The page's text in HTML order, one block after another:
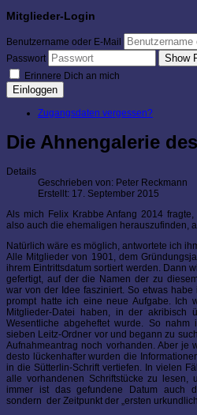
Mitglieder-Login
Benutzername oder E-Mail
Passwort
Show
Erinnere Dich an mich
Einloggen
Zugangsdaten vergessen?
Die Ahnengalerie
Details
Geschrieben von: Peter Reckmann
Erstellt: 17. September 2015
Als mich Felix Krabbe Anfang 2014
also auch die ehemaligen herauszufinden,
Natürlich wäre es möglich, antwortete ich
Alle Mitglieder von 1901, dem
ihrem Eintrittsdatum sortiert werden. Dann
gefertigt, auf der die Namen der zu
war von der Idee fasziniert. So etwas
prompt hatte ich eine neue Aufgabe. Ich
Mitglieder-Datei haben, in der akribisch
Wesentliche abgeheftet wurde. So
sieben Leitz-Ordner vor und begann zu
Aufnahmeantrag noch vorhanden. Aber je
desto lückenhafter wurden die
in die Sütterlin-Schrift vertiefen. In vielen
alle vorhandenen Schriftstücke zu lesen,
immer ist das gefundene Datum auch
sondern der Zeitpunkt der „ersten